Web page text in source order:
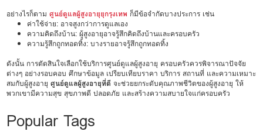
อย่างไรก็ตามศูนย์ดูแลผู้สูงอายุยุกรุงเทพ ก็มีข้อจำกัดบางประการ เช่น
ค่าใช้จ่าย: อาจสูงกว่าการดูแลเอง
ความคิดถึงบ้าน: ผู้สูงอายุอาจรู้สึกคิดถึงบ้านและครอบครัว
ความรู้สึกถูกทอดทิ้ง: บางรายอาจรู้สึกถูกทอดทิ้ง
ดังนั้น การตัดสินใจเลือกใช้บริการศูนย์ดูแลผู้สูงอายุ ครอบครัวควรพิจารณาปัจจัย
ต่างๆ อย่างรอบคอบ ศึกษาข้อมูล เปรียบเทียบราคา บริการ สถานที่ และความเหมาะ
สมกับผู้สูงอายุศูนย์ดูแลผู้สูงอายุที่ดี จะช่วยยกระดับคุณภาพชีวิตของผู้สูงอายุ ให้
พวกเขามีความสุข สุขภาพดี ปลอดภัย และสร้างความสบายใจแก่ครอบครัว
Popular Tags